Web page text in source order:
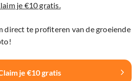
je €10 gratis.
direct te profiteren van de groeiende
je €10 gratis